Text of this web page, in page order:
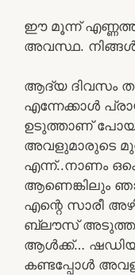
ഈ മൂന്ന്
അവസ്ഥ. നിങ്ങൾ
ആദ്യ ദിവസം
എന്നേക്കാൾ
ഉടുത്താണ്
അവളുമാരുടെ
എന്ന്..നാണം
ആണെങ്കിലും
എന്റെ സാരീ
ബ്ലൗസ് അടുത്ത
ആൾക്ക്…
കണ്ടപ്പോൾ